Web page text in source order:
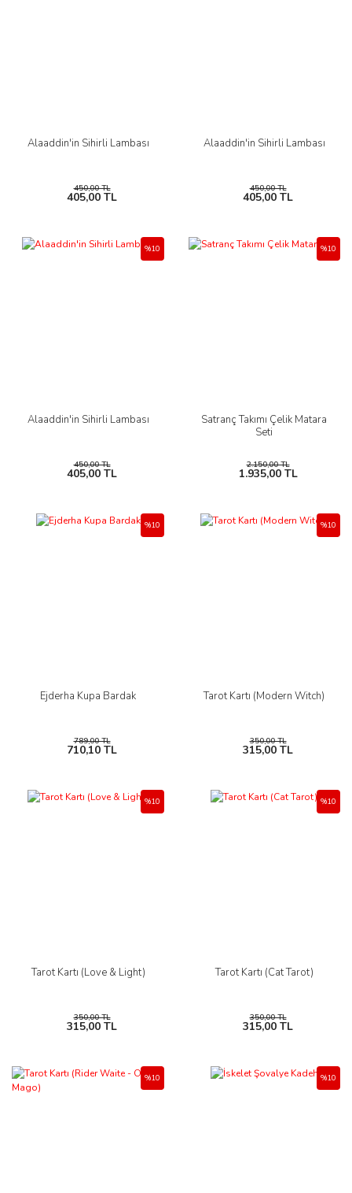
Alaaddin'in Sihirli Lambası
450,00 TL
405,00 TL
Alaaddin'in Sihirli Lambası
450,00 TL
405,00 TL
Alaaddin'in Sihirli Lambası
%10
450,00 TL
405,00 TL
Satranç Takımı Çelik Matara
Seti
%10
2.150,00 TL
1.935,00 TL
Ejderha Kupa Bardak
%10
789,00 TL
710,10 TL
Tarot Kartı (Modern Witch)
%10
350,00 TL
315,00 TL
Tarot Kartı (Love & Light)
%10
350,00 TL
315,00 TL
Tarot Kartı (Cat Tarot)
%10
350,00 TL
315,00 TL
%10 %10